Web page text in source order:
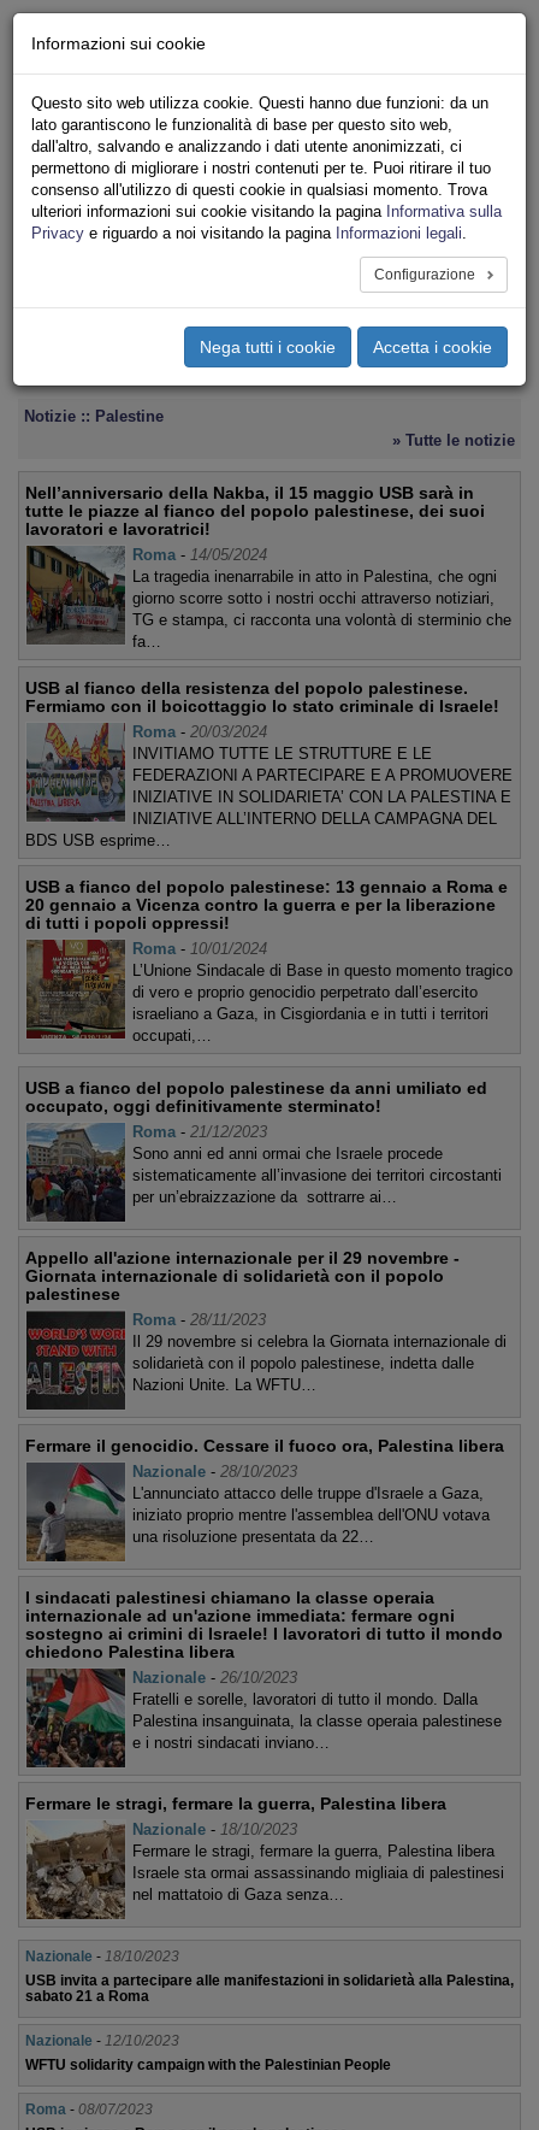
Iscriviti
Ricerca
Area Stampa
Privacy
INTERNAZIONALE
navigation
Toggle
Notizie :: Palestine
» Tutte le notizie
Nell’anniversario della Nakba, il 15 maggio USB sarà in
tutte le piazze al fianco del popolo palestinese, dei suoi
lavoratori e lavoratrici!
Roma - 14/05/2024
La tragedia inenarrabile in atto in Palestina, che ogni
giorno scorre sotto i nostri occhi attraverso notiziari,
TG e stampa, ci racconta una volontà di sterminio che
fa…
USB al fianco della resistenza del popolo palestinese.
Fermiamo con il boicottaggio lo stato criminale di Israele!
Roma - 20/03/2024
INVITIAMO TUTTE LE STRUTTURE E LE
FEDERAZIONI A PARTECIPARE E A PROMUOVERE
INIZIATIVE IN SOLIDARIETA’ CON LA PALESTINA E
INIZIATIVE ALL’INTERNO DELLA CAMPAGNA DEL
BDS USB esprime…
USB a fianco del popolo palestinese: 13 gennaio a Roma e
20 gennaio a Vicenza contro la guerra e per la liberazione
di tutti i popoli oppressi!
Roma - 10/01/2024
L’Unione Sindacale di Base in questo momento tragico
di vero e proprio genocidio perpetrato dall’esercito
israeliano a Gaza, in Cisgiordania e in tutti i territori
occupati,…
USB a fianco del popolo palestinese da anni umiliato ed
occupato, oggi definitivamente sterminato!
Roma - 21/12/2023
Sono anni ed anni ormai che Israele procede
sistematicamente all’invasione dei territori circostanti
per un’ebraizzazione da sottrarre ai…
Appello all'azione internazionale per il 29 novembre -
Giornata internazionale di solidarietà con il popolo
palestinese
Roma - 28/11/2023
Il 29 novembre si celebra la Giornata internazionale di
solidarietà con il popolo palestinese, indetta dalle
Nazioni Unite. La WFTU…
Fermare il genocidio. Cessare il fuoco ora, Palestina libera
Nazionale - 28/10/2023
L'annunciato attacco delle truppe d'Israele a Gaza,
iniziato proprio mentre l'assemblea dell'ONU votava
una risoluzione presentata da 22…
I sindacati palestinesi chiamano la classe operaia
internazionale ad un'azione immediata: fermare ogni
sostegno ai crimini di Israele! I lavoratori di tutto il mondo
chiedono Palestina libera
Nazionale - 26/10/2023
Fratelli e sorelle, lavoratori di tutto il mondo. Dalla
Palestina insanguinata, la classe operaia palestinese
e i nostri sindacati inviano…
Fermare le stragi, fermare la guerra, Palestina libera
Nazionale - 18/10/2023
Fermare le stragi, fermare la guerra, Palestina libera
Israele sta ormai assassinando migliaia di palestinesi
nel mattatoio di Gaza senza…
Nazionale - 18/10/2023
USB invita a partecipare alle manifestazioni in solidarietà alla Palestina,
sabato 21 a Roma
Nazionale - 12/10/2023
WFTU solidarity campaign with the Palestinian People
Roma - 08/07/2023
Informazioni sui cookie
Questo sito web utilizza cookie. Questi hanno due funzioni: da un
lato garantiscono le funzionalità di base per questo sito web,
dall'altro, salvando e analizzando i dati utente anonimizzati, ci
permettono di migliorare i nostri contenuti per te. Puoi ritirare il tuo
consenso all'utilizzo di questi cookie in qualsiasi momento. Trova
ulteriori informazioni sui cookie visitando la pagina Informativa sulla
Privacy e riguardo a noi visitando la pagina Informazioni legali.
Configurazione
Nega tutti i cookie Accetta i cookie